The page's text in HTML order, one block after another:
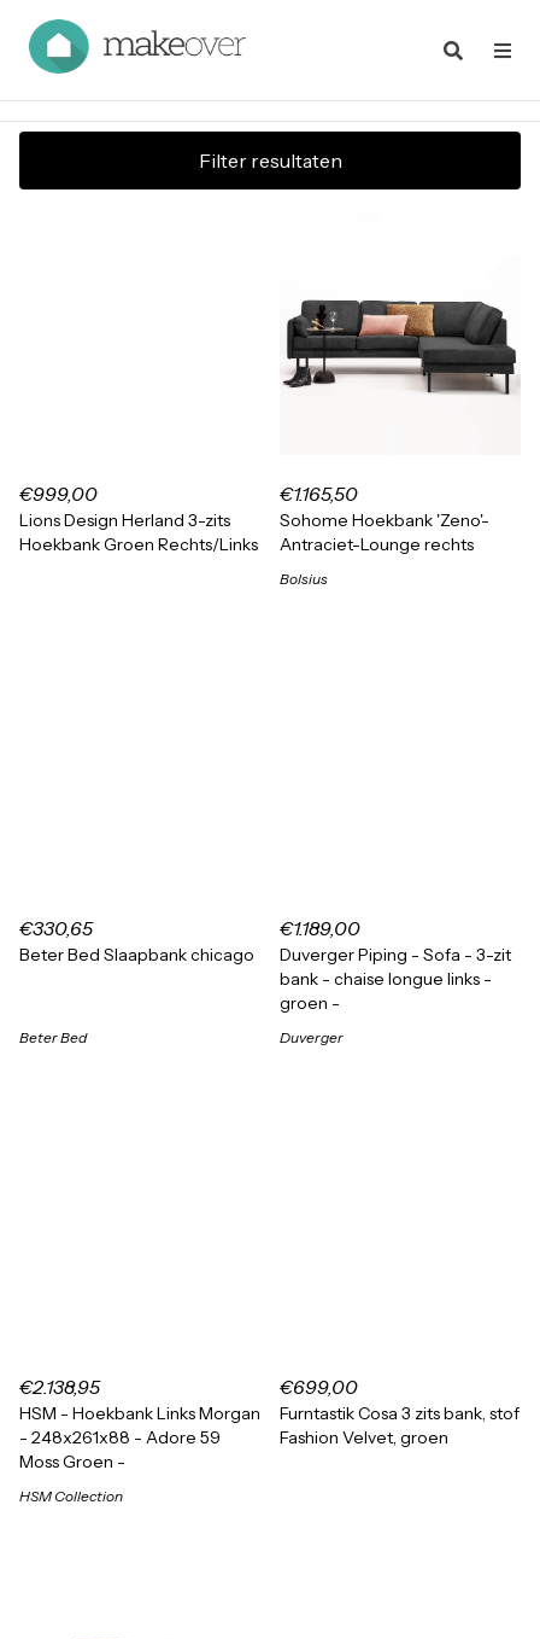
Filter resultaten
€999,00
Lions Design Herland 3-zits
Hoekbank Groen Rechts/Links
€1.165,50
Sohome Hoekbank 'Zeno'-
Antraciet-Lounge rechts
Bolsius
€330,65
Beter Bed Slaapbank chicago
Beter Bed
€1.189,00
Duverger Piping - Sofa - 3-zit
bank - chaise longue links -
groen -
Duverger
€2.138,95
HSM - Hoekbank Links Morgan
- 248x261x88 - Adore 59
Moss Groen -
HSM Collection
€699,00
Furntastik Cosa 3 zits bank, stof
Fashion Velvet, groen